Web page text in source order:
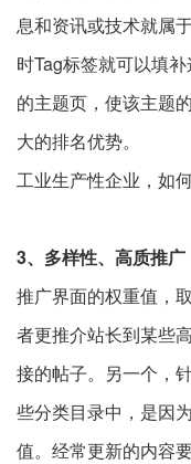
息和资讯或技术就属
时Tag标签就可以填
的主题页，使该主题
大的排名优势。
工业生产性企业，如
3、多样性、高质推广
推广界面的权重值，
者更推介站长到某些
接的帖子。另一个，
些分类目录中，是因
值。经常更新的内容